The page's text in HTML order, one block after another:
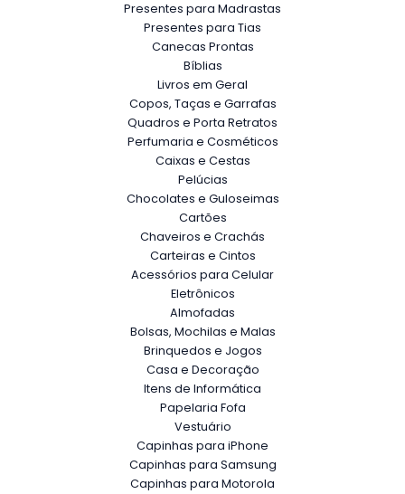
Presentes para Madrastas
Presentes para Tias
Canecas Prontas
Bíblias
Livros em Geral
Copos, Taças e Garrafas
Quadros e Porta Retratos
Perfumaria e Cosméticos
Caixas e Cestas
Pelúcias
Chocolates e Guloseimas
Cartões
Chaveiros e Crachás
Carteiras e Cintos
Acessórios para Celular
Eletrônicos
Almofadas
Bolsas, Mochilas e Malas
Brinquedos e Jogos
Casa e Decoração
Itens de Informática
Papelaria Fofa
Vestuário
Capinhas para iPhone
Capinhas para Samsung
Capinhas para Motorola